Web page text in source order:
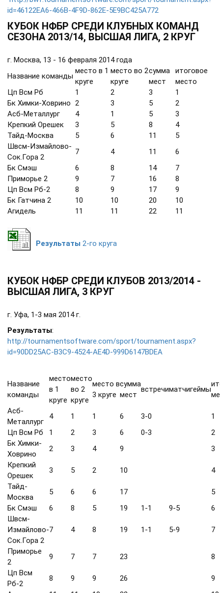
id=46122EA6-466B-4F9D-862E-5E9BC425A772
КУБОК НФБР СРЕДИ КЛУБНЫХ КОМАНД
СЕЗОНА 2013/14, ВЫСШАЯ ЛИГА, 2 КРУГ
г. Москва, 13 - 16 февраля 2014 года
Название команды
место в 1
круге
место во 2
круге
сумма
мест
итоговое
место
Цп Всм Рб
1 2 3
1
Бк Химки-Ховрино 2 3 5
2
Асб-Металлург
4 1 5
3
Крепкий Орешек
3 5 8
4
Тайд-Москва
5 6 11
5
Швсм-Измайлово-
Сок.Гора 2
7 4 11
6
Бк Смэш
6 8 14
7
Приморье 2
9 7 16
8
Цп Всм Рб-2
8 9 17
9
Бк Гатчина 2
10 10 20
10
Агидель
11 11 22 11
Результаты 2-го круга
КУБОК НФБР СРЕДИ КЛУБОВ 2013/2014 -
ВЫСШАЯ ЛИГА, 3 КРУГ
г. Уфа, 1-3 мая 2014 г.
Результаты:
http://tournamentsoftware.com/sport/tournament.aspx?
id=90DD25AC-B3C9-4524-AE4D-999D6147BDEA
Название
команды
место
в 1
круге
место
во 2
круге
место в
3 круге
сумма
мест
встречиматчигеймы
Асб-
Металлург
4 1 1 6 3-0
1
Цп Всм Рб
1 2 3 6 0-3
2
Бк Химки-
Ховрино
2 3 4 9
3
Крепкий
Орешек
3 5 2 10
4
Тайд-
Москва
5 6 6 17
5
Бк Смэш
6 8 5 19 1-1 9-5
6
Швсм-
Измайлово-
Сок.Гора 2
7 4 8 19 1-1 5-9 7
Приморье
2
9 7 7 23
8
Цп Всм
Рб-2
8 9 9 26
9